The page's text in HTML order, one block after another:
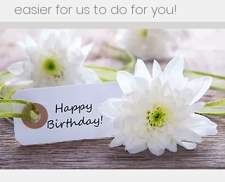
easier for us to do for you!